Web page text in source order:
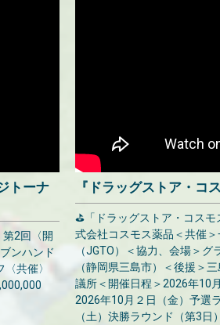
トーナ
第2回〈開
ンハンド
共催〉
『ドラッグストア・コ
⛳「ドラッグストア・コス
式会社コスモス薬品＜共催
（JGTO）＜協力、会場＞
（静岡県三島市）＜後援
議所＜開催日程＞2026年10
2026年10月２日（金）予選
（土）決勝ラウンド（第3